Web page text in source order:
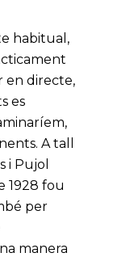
habitual,
en directe,
es
A tall
i Pujol
1928 fou
per
manera